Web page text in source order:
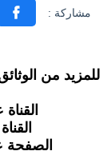
للمزيد من
الصفحة